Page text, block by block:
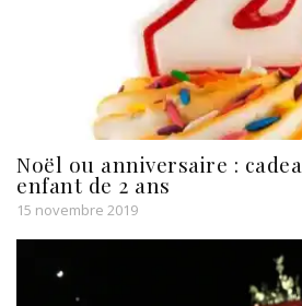
Noël ou anniversaire :
enfant de 2 ans
15 novembre 2019